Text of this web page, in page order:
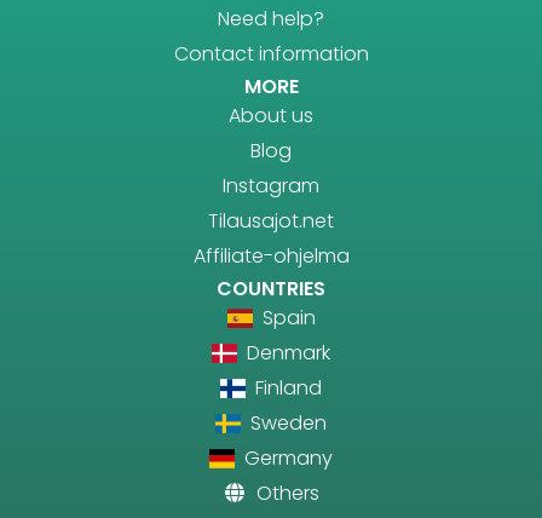
Need help?
Contact information
MORE
About us
Blog
Instagram
Tilausajot.net
Affiliate-ohjelma
COUNTRIES
Spain
Denmark
Finland
Sweden
Germany
Others